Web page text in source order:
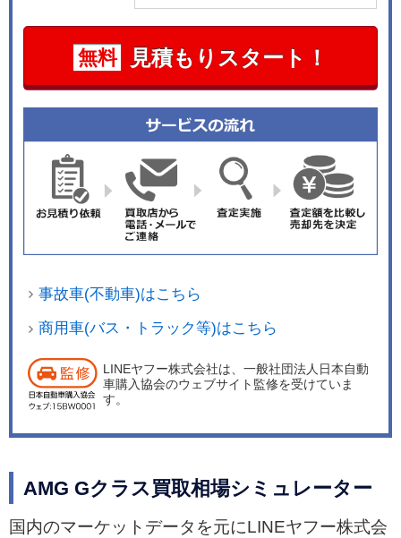
無料 見積もりスタート！
事故車(不動車)はこちら
商用車(バス・トラック等)はこちら
LINEヤフー株式会社は、一般社団法人日本自動
車購入協会のウェブサイト監修を受けていま
す。
AMG Gクラス買取相場シミュレーター
国内のマーケットデータを元にLINEヤフー株式会